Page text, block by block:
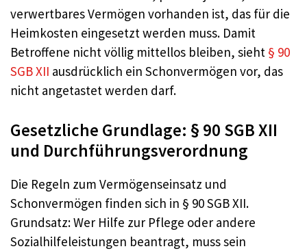
verwertbares Vermögen vorhanden ist, das für die
Heimkosten eingesetzt werden muss. Damit
Betroffene nicht völlig mittellos bleiben, sieht § 90
SGB XII ausdrücklich ein Schonvermögen vor, das
nicht angetastet werden darf.
Gesetzliche Grundlage: § 90 SGB XII
und Durchführungsverordnung
Die Regeln zum Vermögenseinsatz und
Schonvermögen finden sich in § 90 SGB XII.
Grundsatz: Wer Hilfe zur Pflege oder andere
Sozialhilfeleistungen beantragt, muss sein